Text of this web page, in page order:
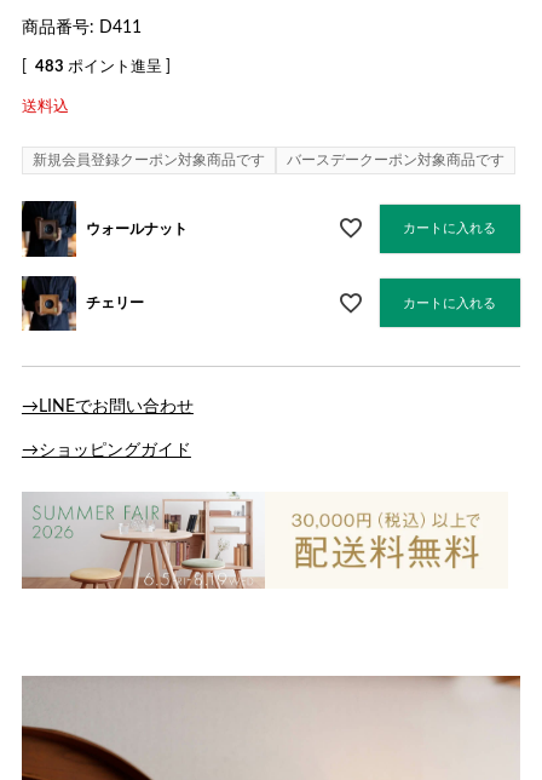
商品番号 D411
483 ポイント進呈 ]
送料込
新規会員登録クーポン対象商品です バースデークーポン対象商品です
ウォールナット カートに入れる
チェリー カートに入れる
→LINEでお問い合わせ
→ショッピングガイド